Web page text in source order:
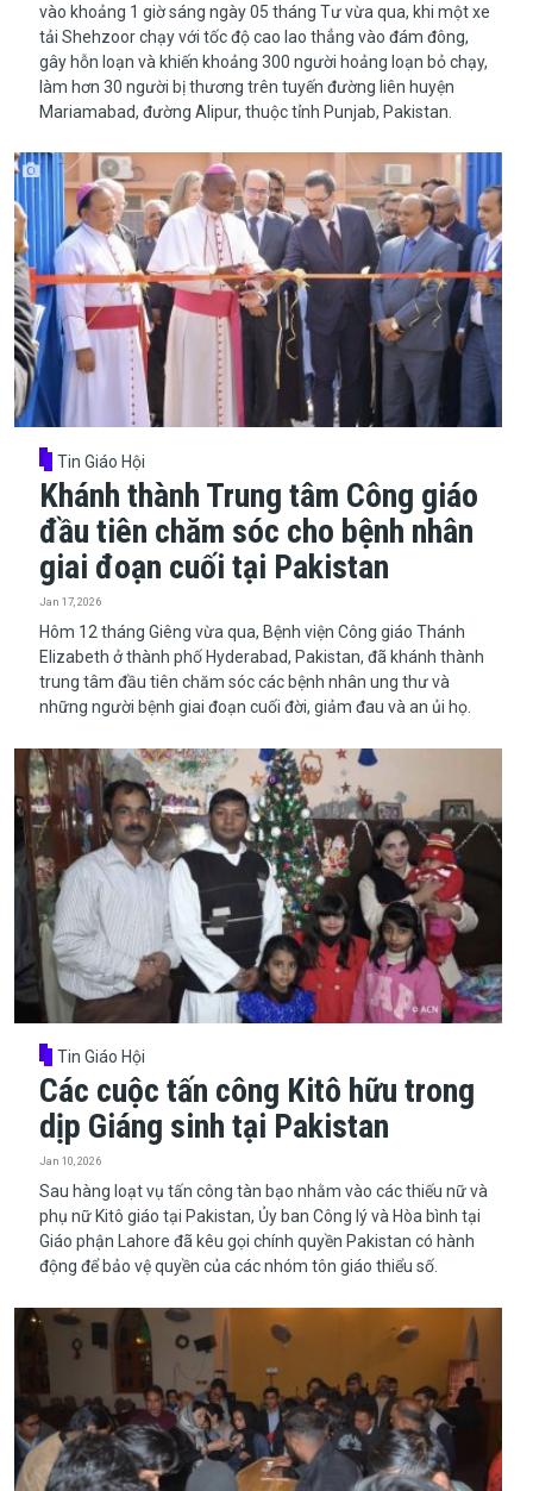
vào khoảng 1 giờ sáng ngày 05 tháng Tư vừa qua, khi một xe
tải Shehzoor chạy với tốc độ cao lao thẳng vào đám đông,
gây hỗn loạn và khiến khoảng 300 người hoảng loạn bỏ chạy,
làm hơn 30 người bị thương trên tuyến đường liên huyện
Mariamabad, đường Alipur, thuộc tỉnh Punjab, Pakistan.
Tin Giáo Hội
Khánh thành Trung tâm Công giáo
đầu tiên chăm sóc cho bệnh nhân
giai đoạn cuối tại Pakistan
Jan 17, 2026
​​​​​​​Hôm 12 tháng Giêng vừa qua, Bệnh viện Công giáo Thánh
Elizabeth ở thành phố Hyderabad, Pakistan, đã khánh thành
trung tâm đầu tiên chăm sóc các bệnh nhân ung thư và
những người bệnh giai đoạn cuối đời, giảm đau và an ủi họ.
Tin Giáo Hội
Các cuộc tấn công Kitô hữu trong
dịp Giáng sinh tại Pakistan
Jan 10, 2026
​​​​​​​Sau hàng loạt vụ tấn công tàn bạo nhằm vào các thiếu nữ và
phụ nữ Kitô giáo tại Pakistan, Ủy ban Công lý và Hòa bình tại
Giáo phận Lahore đã kêu gọi chính quyền Pakistan có hành
động để bảo vệ quyền của các nhóm tôn giáo thiểu số.